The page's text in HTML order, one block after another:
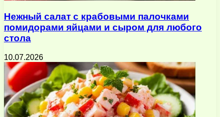
Нежный салат с крабовыми палочками
помидорами яйцами и сыром для любого
стола
10.07.2026